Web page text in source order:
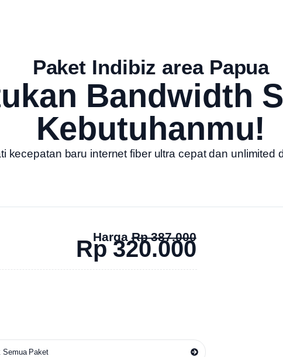
Paket Indibiz area Papua
Bandwidth
Kebutuhanmu!
kecepatan baru internet fiber ultra cepat dan unlimited
HargaRp 387.000
Rp 320.000
Semua Paket